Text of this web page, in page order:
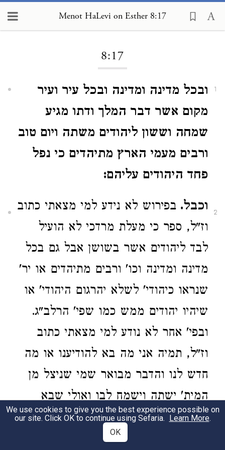
Menot HaLevi on Esther 8:17
8:17
1
ובכל מדינה ומדינה ובכל עיר ועיר
מקום אשר דבר המלך ודתו מגיע
שמחה וששון ליהודים משתה ויום טוב
ורבים מעמי הארץ מתיהדים כי נפל
פחד היהודים עליהם:
2 וכבל. בפירוש לא נידע למי מצאתי כתוב
וז"ל, ספר כי מעלת מרדכי לא הועיל
לבד ליהודים אשר בשושן אבל גם בכל
מדינה ומדינה וכו' ורבים מתיהדים או יר'
שנראו כיהודי' לשלא יהרגום היהודי' או
שיהיו יהודים ממש כמו שפי' הרלב"ג.
ובפי' אחר לא נודע למי מצאתי כתוב
וז"ל, תמיה אני מה בא להודיענו או מה
חדש לנו והדבר מבואר שמי שניצל מן
המית' ישתה וישמח לבו ואולי שבא
להודיע גנותם של ישראל שלא נתעסקו
בשירו' ובתושבחו' למי שעשה להם את
We use cookies to give you the best experience possible on
our site. Click OK to continue using Sefaria. Learn More.
OK